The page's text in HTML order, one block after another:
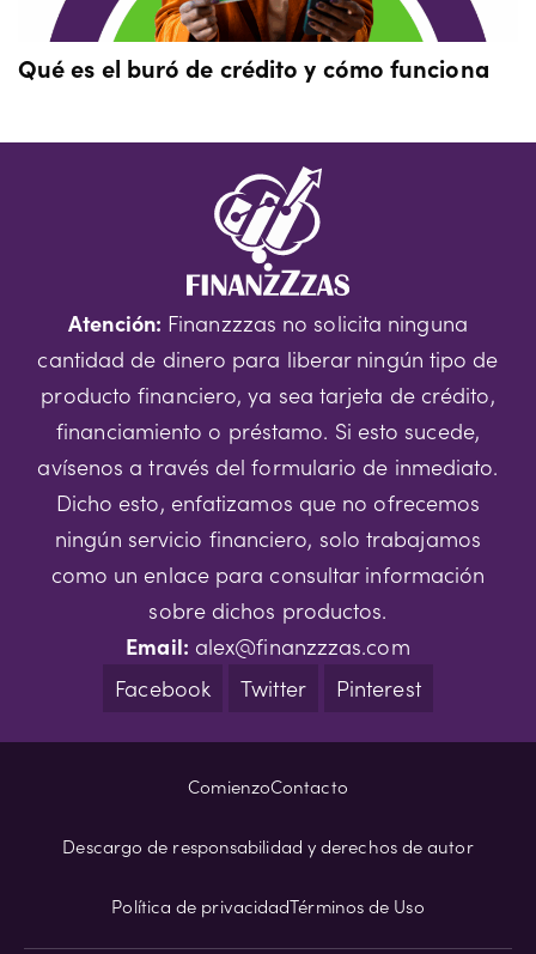
Qué es el buró de crédito y cómo funciona
Atención: Finanzzzas no solicita ninguna
cantidad de dinero para liberar ningún tipo de
producto financiero, ya sea tarjeta de crédito,
financiamiento o préstamo. Si esto sucede,
avísenos a través del formulario de inmediato.
Dicho esto, enfatizamos que no ofrecemos
ningún servicio financiero, solo trabajamos
como un enlace para consultar información
sobre dichos productos.
Email: alex@finanzzzas.com
Facebook
Twitter Pinterest
ComienzoContacto
Descargo de responsabilidad y derechos de autor
Política de privacidadTérminos de Uso